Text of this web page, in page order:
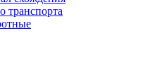
транспорта